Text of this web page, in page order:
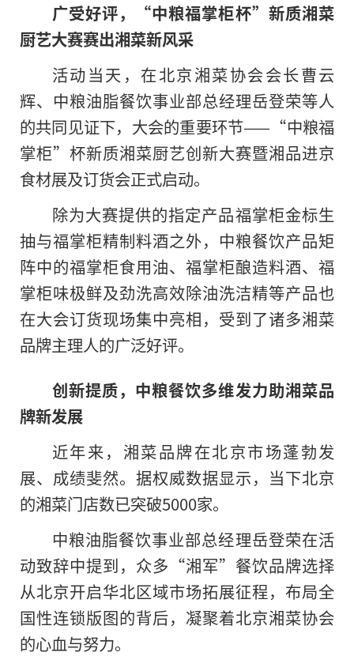
广受好评，“中粮福掌柜杯”新质湘菜
厨艺大赛赛出湘菜新风采
活动当天，在北京湘菜协会会长曹云
辉、中粮油脂餐饮事业部总经理岳登荣等人
的共同见证下，大会的重要环节——“中粮福
掌柜”杯新质湘菜厨艺创新大赛暨湘品进京
食材展及订货会正式启动。
除为大赛提供的指定产品福掌柜金标生
抽与福掌柜精制料酒之外，中粮餐饮产品矩
阵中的福掌柜食用油、福掌柜酿造料酒、福
掌柜味极鲜及劲洗高效除油洗洁精等产品也
在大会订货现场集中亮相，受到了诸多湘菜
品牌主理人的广泛好评。
创新提质，中粮餐饮多维发力助湘菜品
牌新发展
近年来，湘菜品牌在北京市场蓬勃发
展、成绩斐然。据权威数据显示，当下北京
的湘菜门店数已突破5000家。
中粮油脂餐饮事业部总经理岳登荣在活
动致辞中提到，众多“湘军”餐饮品牌选择
从北京开启华北区域市场拓展征程，布局全
国性连锁版图的背后，凝聚着北京湘菜协会
的心血与努力。